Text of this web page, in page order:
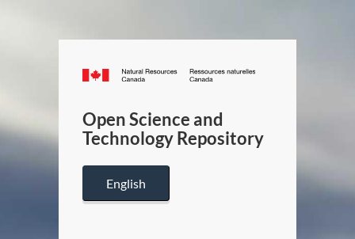
Canada.ca
/
Canada
Open Science and
Technology Repository
English